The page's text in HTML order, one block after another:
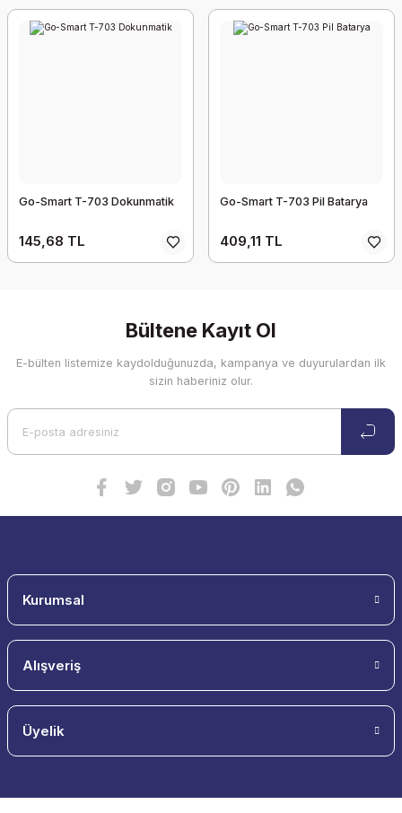
Go-Smart T-703 Dokunmatik
145,68 TL
Go-Smart T-703 Pil Batarya
409,11 TL
Bültene Kayıt Ol
E-bülten listemize kaydolduğunuzda, kampanya ve duyurulardan ilk
sizin haberiniz olur.
Kurumsal
Alışveriş
Üyelik